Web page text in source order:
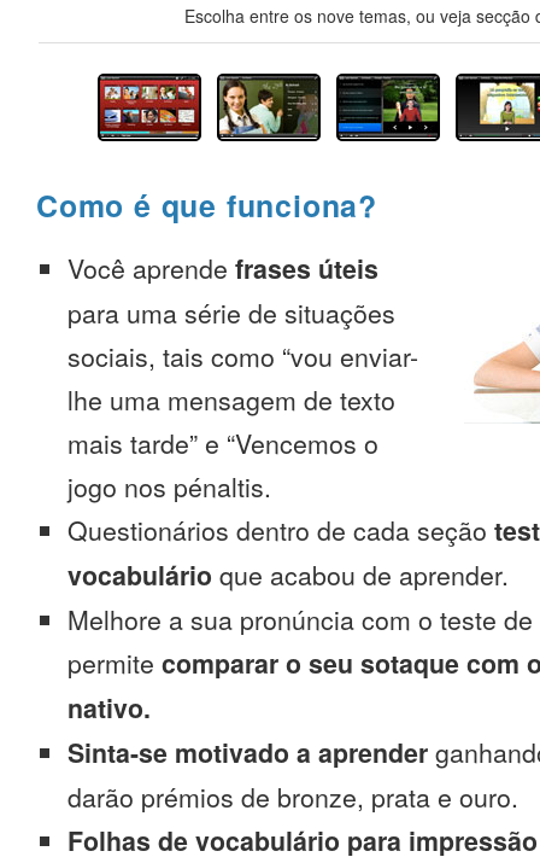
Escolha entre os nove temas, ou veja secção
Como é que funciona?
Você aprende frases úteis
para uma série de situações
sociais, tais como “vou enviar-
lhe uma mensagem de texto
mais tarde” e “Vencemos o
jogo nos pénaltis.
Questionários dentro de cada seção
vocabulário que acabou de aprender.
Melhore a sua pronúncia com o teste
permite comparar o seu sotaque com
nativo.
Sinta-se motivado a aprender
darão prémios de bronze, prata e ouro.
Folhas de vocabulário para impressão